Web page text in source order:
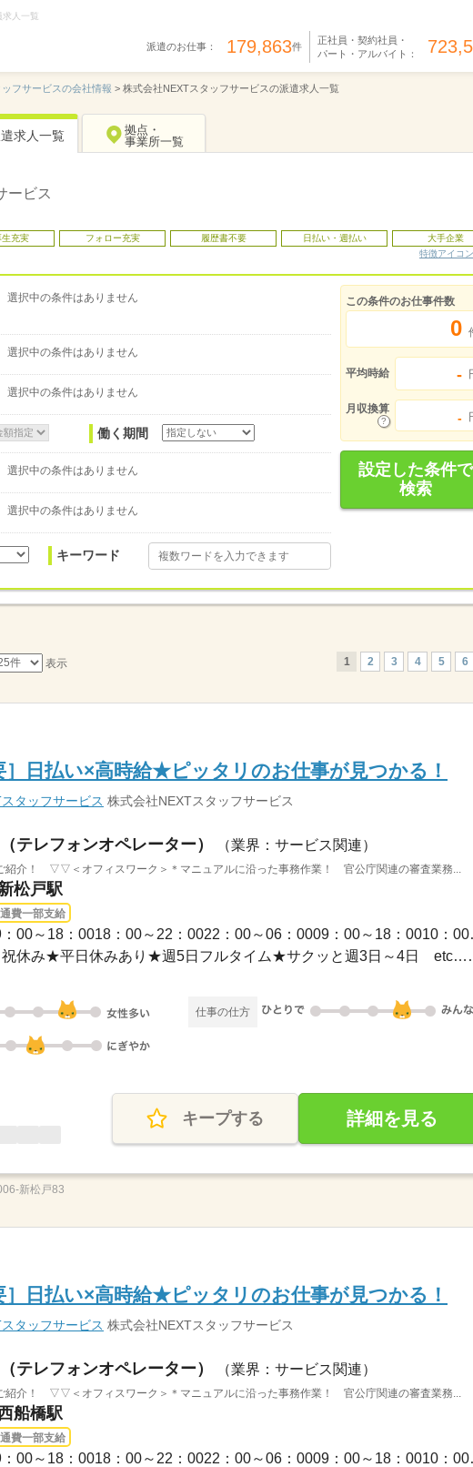
人一覧
派遣のお仕事： 179,863件
正社員・契約社員・
パート・アルバイト：
フサービスの会社情報 > 株式会社NEXTスタッフサービスの派遣求人一覧
求人一覧
拠点・
事業所一覧
ービス
充実 フォロー充実 履歴書不要 日払い・週払い
大手企業
特徴アイコ
選択中の条件はありません
選択中の条件はありません
選択中の条件はありません
働く期間
選択中の条件はありません
選択中の条件はありません
キーワード
この条件のお仕事件数
0
平均時給 -
月収換算
-
設定した条件で
検索
表示 1 2 3 4 5 6
］日払い×高時給★ピッタリのお仕事が見つかる！
タッフサービス 株式会社NEXTスタッフサービス
テレフォンオペレーター） （業界：サービス関連）
介！ ▽▽＜オフィスワーク＞＊マニュアルに沿った事務作業！ 官公庁関連の審査業務...
松戸駅
費一部支給
1ヵ月～3ヵ
★平日のみ／土日
仕事の仕方
キープする 詳細を見る
新松戸83
］日払い×高時給★ピッタリのお仕事が見つかる！
タッフサービス 株式会社NEXTスタッフサービス
テレフォンオペレーター） （業界：サービス関連）
介！ ▽▽＜オフィスワーク＞＊マニュアルに沿った事務作業！ 官公庁関連の審査業務...
船橋駅
費一部支給
1ヵ月～3ヵ